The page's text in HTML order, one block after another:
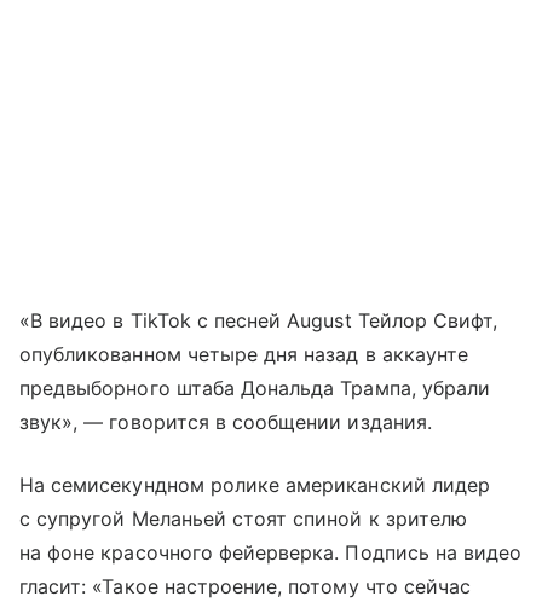
«В видео в TikTok с песней August Тейлор Свифт,
опубликованном четыре дня назад в аккаунте
предвыборного штаба Дональда Трампа, убрали
звук», — говорится в сообщении издания.
На семисекундном ролике американский лидер
с супругой Меланьей стоят спиной к зрителю
на фоне красочного фейерверка. Подпись на видео
гласит: «Такое настроение, потому что сейчас